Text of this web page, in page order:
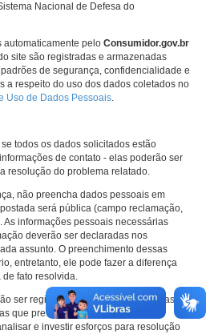
Nacional de Defesa do
automaticamente pelo Consumidor.gov.br
site são registradas e armazenadas
de segurança, confidencialidade e
a respeito do uso dos dados coletados no
Uso de Dados Pessoais.
todos os dados solicitados estão
de contato - elas poderão ser
resolução do problema relatado.
não preencha dados pessoais em
será pública (campo reclamação,
As informações pessoais necessárias
deverão ser declaradas nos
assunto. O preenchimento dessas
entretanto, ele pode fazer a diferença
fato resolvida.
ser registradas em face de empresas
que previamente assumiram
e investir esforços para resolução